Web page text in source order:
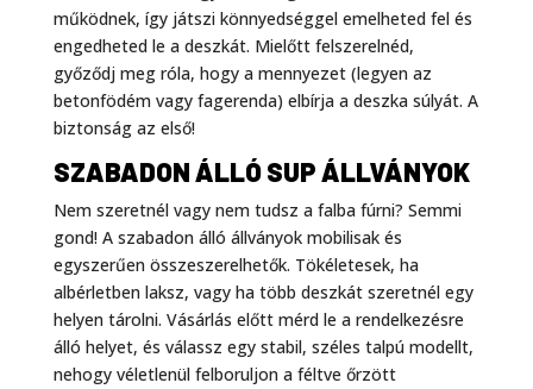
működnek, így játszi könnyedséggel emelheted fel és
engedheted le a deszkát. Mielőtt felszerelnéd,
győződj meg róla, hogy a mennyezet (legyen az
betonfödém vagy fagerenda) elbírja a deszka súlyát. A
biztonság az első!
SZABADON ÁLLÓ SUP ÁLLVÁNYOK
Nem szeretnél vagy nem tudsz a falba fúrni? Semmi
gond! A szabadon álló állványok mobilisak és
egyszerűen összeszerelhetők. Tökéletesek, ha
albérletben laksz, vagy ha több deszkát szeretnél egy
helyen tárolni. Vásárlás előtt mérd le a rendelkezésre
álló helyet, és válassz egy stabil, széles talpú modellt,
nehogy véletlenül felboruljon a féltve őrzött